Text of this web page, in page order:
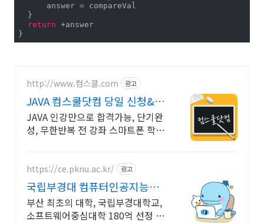
return +answer
}
http://www.컴스쿨.com 광고
JAVA 컴스쿨닷컴 당일 신청&결
제시 기프티콘!
JAVA 인강만으로 합격가능, 단기완
성, 무한반복 전 강좌 스마트폰 학습
https://ce.pknu.ac.kr/ 광고
국립부경대 컴퓨터인공지능학
부
부산 최초의 대학, 국립부경대학교,
소프트웨어중심대학 180억 선정 :